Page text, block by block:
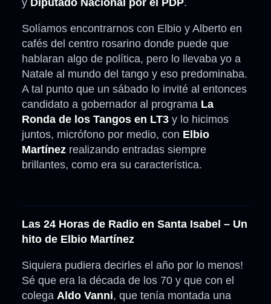
y Diputado Nacional por el PDP.
Solíamos encontrarnos con Elbio y Alberto en
cafés del centro rosarino donde puede que
hablaran algo de política, pero lo llevaba yo a
Natale al mundo del tango y eso predominaba.
A tal punto que un sábado lo invité al entonces
candidato a gobernador al programa La
Ronda de los Tangos en LT3 y lo hicimos
juntos, micrófono por medio, con Elbio
Martínez realizando entradas siempre
brillantes, como era su característica.
Las 24 Horas de Radio en Santa Isabel – Un
hito de Elbio Martínez
Siquiera pudiera decirles el año por lo menos!
Sé que era la década de los 70 y que con el
colega Aldo Vanni, que tenía montada una